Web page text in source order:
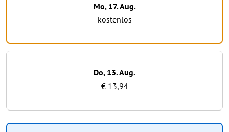
Mo, 17. Aug.
kostenlos
Do, 13. Aug.
€ 13,94